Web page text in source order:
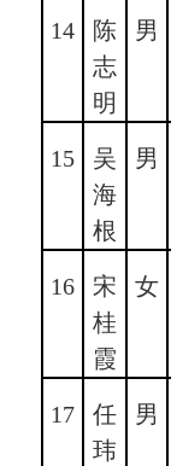
14
陈
志
明
男
15
吴
海
根
男
16
宋
桂
霞
女
17
任
玮
男